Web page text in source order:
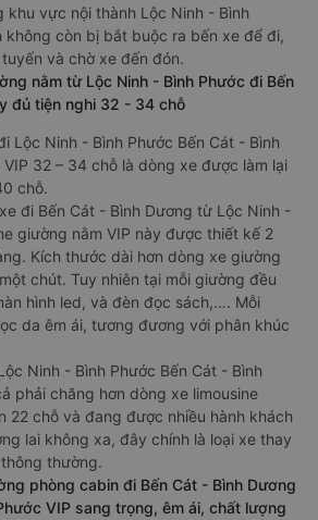
khu vực nội thành Lộc Ninh - Bình
không còn bị bắt buộc ra bến xe để đi,
và chờ xe đến đón.
nằm từ Lộc Ninh - Bình Phước đi Bến
đủ tiện nghi 32 - 34 chỗ
Lộc Ninh - Bình Phước Bến Cát - Bình
32 – 34 chỗ là dòng xe được làm lại
chỗ.
đi Bến Cát - Bình Dương từ Lộc Ninh -
giường nằm VIP này được thiết kế 2
Kích thước dài hơn dòng xe giường
chút. Tuy nhiên tại mỗi giường đều
hình led, và đèn đọc sách,…. Mỗi
da êm ái, tương đương với phân khúc
Ninh - Bình Phước Bến Cát - Bình
phải chăng hơn dòng xe limousine
22 chỗ và đang được nhiều hành khách
lai không xa, đây chính là loại xe thay
thường.
phòng cabin đi Bến Cát - Bình Dương
VIP sang trọng, êm ái, chất lượng